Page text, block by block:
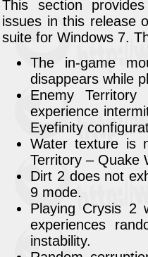
This section
issues in this release
suite for Windows 7.
The in-game
disappears while
Enemy
experience
Eyefinity
Water texture is
Territory – Quake
Dirt 2 does not
9 mode.
Playing Crysis 2
experiences
instability.